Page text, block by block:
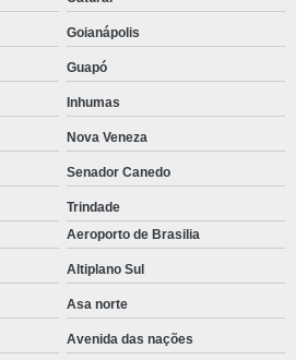
Goianápolis
Guapó
Inhumas
Nova Veneza
Senador Canedo
Trindade
Aeroporto de Brasilia
Altiplano Sul
Asa norte
Avenida das nações